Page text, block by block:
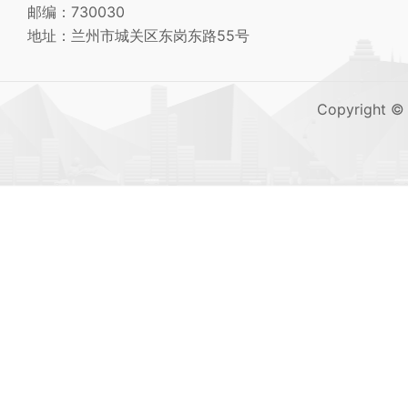
邮编：730030
地址：兰州市城关区东岗东路55号
Copyright ©